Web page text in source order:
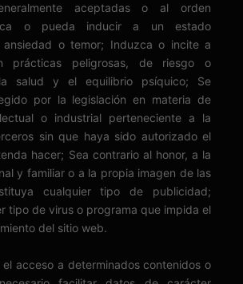
aceptadas o al orden
o pueda inducir a un estado
ansiedad o temor; Induzca o incite a
prácticas peligrosas, de riesgo o
salud y el equilibrio psíquico; Se
por la legislación en materia de
o industrial perteneciente a la
sin que haya sido autorizado el
hacer; Sea contrario al honor, a la
y familiar o a la propia imagen de las
cualquier tipo de publicidad;
tipo de virus o programa que impida el
del sitio web.
el acceso a determinados contenidos o